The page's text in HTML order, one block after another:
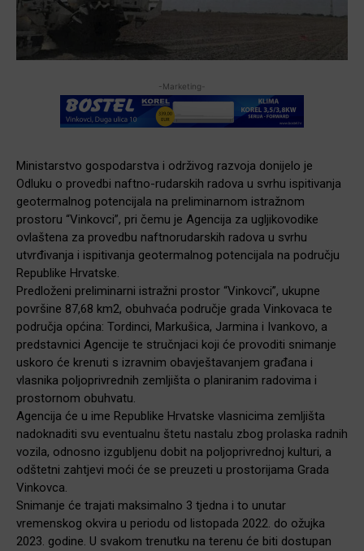
-Marketing-
Ministarstvo gospodarstva i održivog razvoja donijelo je
Odluku o provedbi naftno-rudarskih radova u svrhu ispitivanja
geotermalnog potencijala na preliminarnom istražnom
prostoru “Vinkovci”, pri čemu je Agencija za ugljikovodike
ovlaštena za provedbu naftno­rudarskih radova u svrhu
utvrđivanja i ispitivanja geotermalnog potencijala na području
Republike Hrvatske.
Predloženi preliminarni istražni prostor “Vinkovci”, ukupne
površine 87,68 km2, obuhvaća područje grada Vinkovaca te
područja općina: Tordinci, Markušica, Jarmina i Ivankovo, a
predstavnici Agencije te stručnjaci koji će provoditi snimanje
uskoro će krenuti s izravnim obavještavanjem građana i
vlasnika poljoprivrednih zemljišta o planiranim radovima i
prostornom obuhvatu.
Agencija će u ime Republike Hrvatske vlasnicima zemljišta
nadoknaditi svu eventualnu štetu nastalu zbog prolaska radnih
vozila, odnosno izgubljenu dobit na poljoprivrednoj kulturi, a
odštetni zahtjevi moći će se preuzeti u prostorijama Grada
Vinkovca.
Snimanje će trajati maksimalno 3 tjedna i to unutar
vremenskog okvira u periodu od listopada 2022. do ožujka
2023. godine. U svakom trenutku na terenu će biti dostupan